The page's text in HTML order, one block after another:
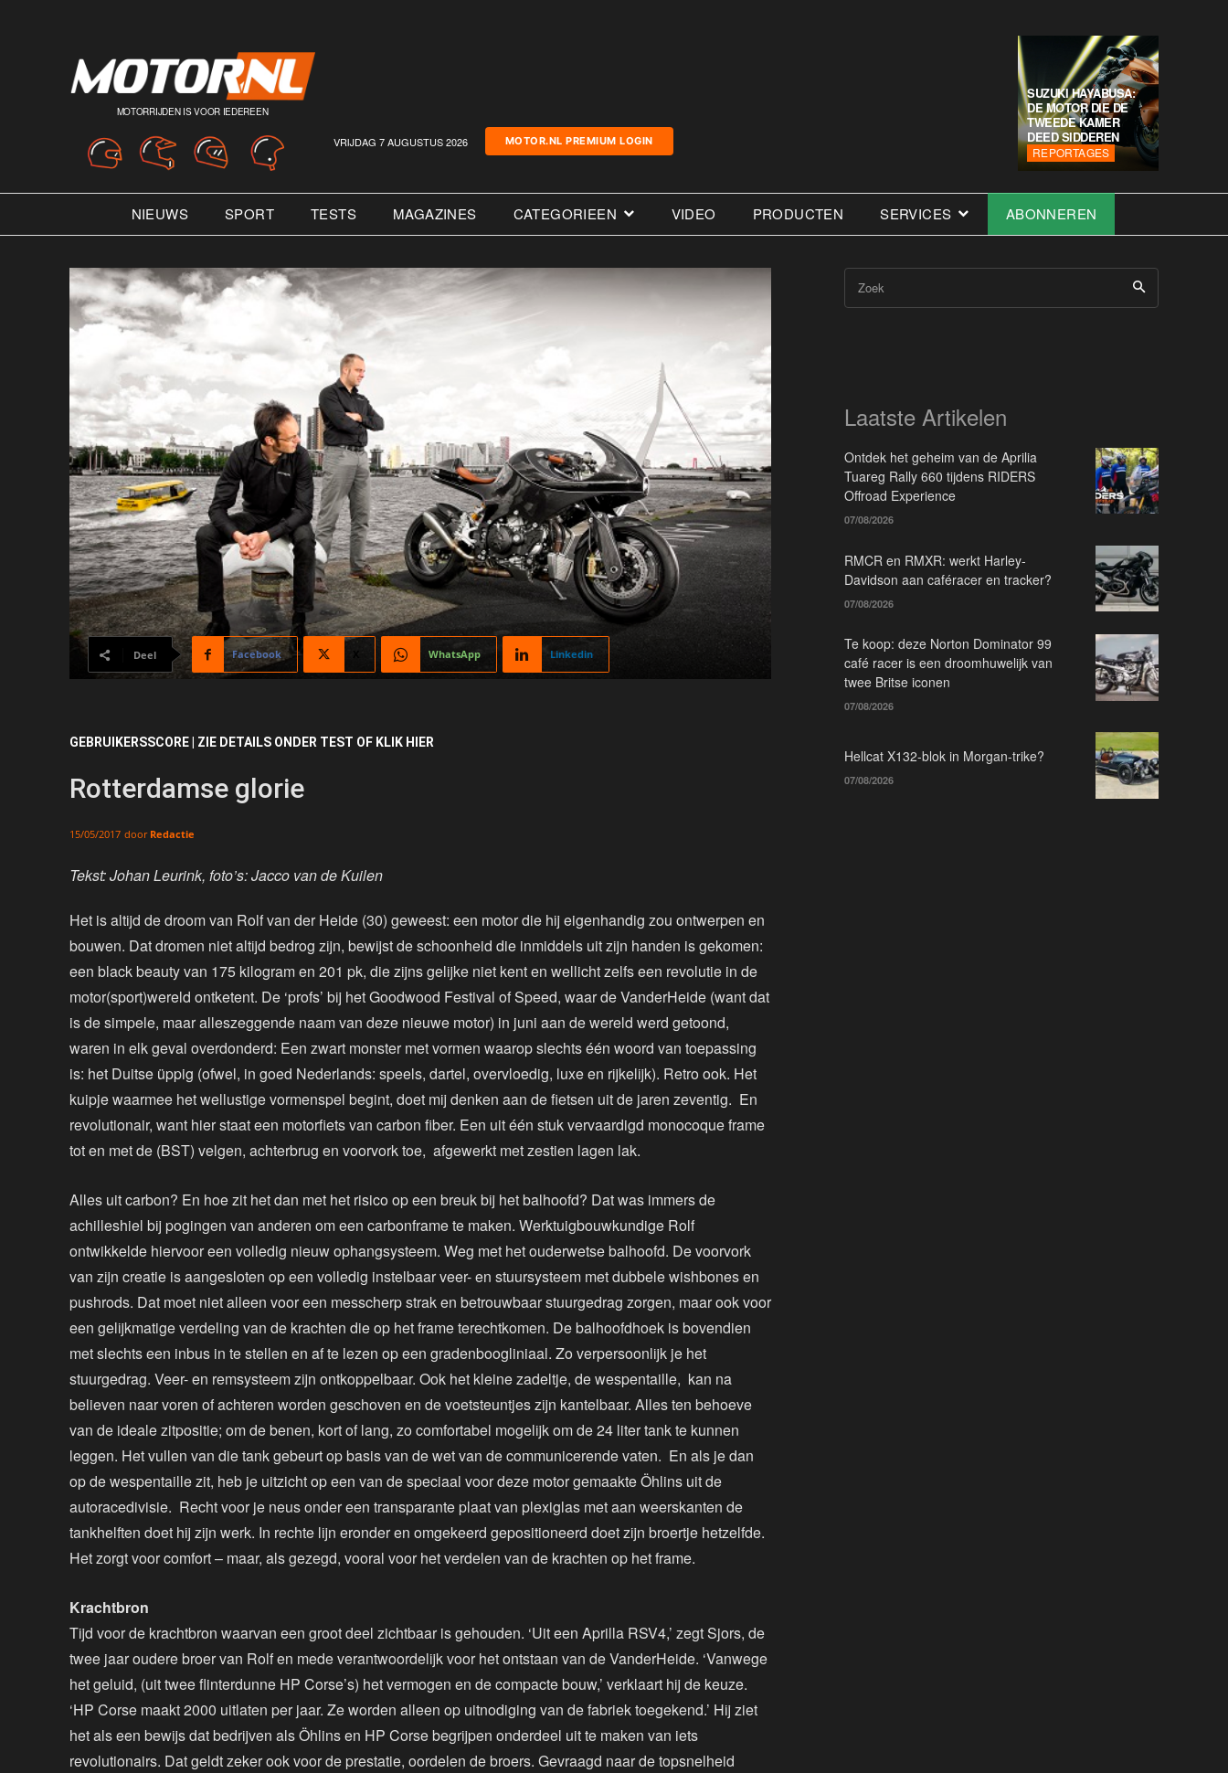
MOTORRIJDEN IS VOOR IEDEREEN
VRIJDAG 7 AUGUSTUS 2026 MOTOR.NL PREMIUM LOGIN
SUZUKI HAYABUSA:
DE MOTOR DIE DE
TWEEDE KAMER
DEED SIDDEREN
REPORTAGES
NIEUWS SPORT TESTS MAGAZINES CATEGORIEEN VIDEO PRODUCTEN SERVICES ABONNEREN
Deel Facebook WhatsApp Linkedin
GEBRUIKERSSCORE | ZIE DETAILS ONDER TEST OF KLIK HIER
Rotterdamse glorie
15/05/2017 door Redactie
Tekst: Johan Leurink, foto’s: Jacco van de Kuilen
Het is altijd de droom van Rolf van der Heide (30) geweest: een motor die hij eigenhandig zou ontwerpen en
bouwen. Dat dromen niet altijd bedrog zijn, bewijst de schoonheid die inmiddels uit zijn handen is gekomen:
een black beauty van 175 kilogram en 201 pk, die zijns gelijke niet kent en wellicht zelfs een revolutie in de
motor(sport)wereld ontketent. De ‘profs’ bij het Goodwood Festival of Speed, waar de VanderHeide (want dat
is de simpele, maar alleszeggende naam van deze nieuwe motor) in juni aan de wereld werd getoond,
waren in elk geval overdonderd: Een zwart monster met vormen waarop slechts één woord van toepassing
is: het Duitse üppig (ofwel, in goed Nederlands: speels, dartel, overvloedig, luxe en rijkelijk). Retro ook. Het
kuipje waarmee het wellustige vormenspel begint, doet mij denken aan de fietsen uit de jaren zeventig. En
revolutionair, want hier staat een motorfiets van carbon fiber. Een uit één stuk vervaardigd monocoque frame
tot en met de (BST) velgen, achterbrug en voorvork toe, afgewerkt met zestien lagen lak.
Alles uit carbon? En hoe zit het dan met het risico op een breuk bij het balhoofd? Dat was immers de
achilleshiel bij pogingen van anderen om een carbonframe te maken. Werktuigbouwkundige Rolf
ontwikkelde hiervoor een volledig nieuw ophangsysteem. Weg met het ouderwetse balhoofd. De voorvork
van zijn creatie is aangesloten op een volledig instelbaar veer- en stuursysteem met dubbele wishbones en
pushrods. Dat moet niet alleen voor een messcherp strak en betrouwbaar stuurgedrag zorgen, maar ook voor
een gelijkmatige verdeling van de krachten die op het frame terechtkomen. De balhoofdhoek is bovendien
met slechts een inbus in te stellen en af te lezen op een gradenboogliniaal. Zo verpersoonlijk je het
stuurgedrag. Veer- en remsysteem zijn ontkoppelbaar. Ook het kleine zadeltje, de wespentaille, kan na
believen naar voren of achteren worden geschoven en de voetsteuntjes zijn kantelbaar. Alles ten behoeve
van de ideale zitpositie; om de benen, kort of lang, zo comfortabel mogelijk om de 24 liter tank te kunnen
leggen. Het vullen van die tank gebeurt op basis van de wet van de communicerende vaten. En als je dan
op de wespentaille zit, heb je uitzicht op een van de speciaal voor deze motor gemaakte Öhlins uit de
autoracedivisie. Recht voor je neus onder een transparante plaat van plexiglas met aan weerskanten de
tankhelften doet hij zijn werk. In rechte lijn eronder en omgekeerd gepositioneerd doet zijn broertje hetzelfde.
Het zorgt voor comfort – maar, als gezegd, vooral voor het verdelen van de krachten op het frame.
Krachtbron
Tijd voor de krachtbron waarvan een groot deel zichtbaar is gehouden. ‘Uit een Aprilla RSV4,’ zegt Sjors, de
twee jaar oudere broer van Rolf en mede verantwoordelijk voor het ontstaan van de VanderHeide. ‘Vanwege
het geluid, (uit twee flinterdunne HP Corse’s) het vermogen en de compacte bouw,’ verklaart hij de keuze.
‘HP Corse maakt 2000 uitlaten per jaar. Ze worden alleen op uitnodiging van de fabriek toegekend.’ Hij ziet
het als een bewijs dat bedrijven als Öhlins en HP Corse begrijpen onderdeel uit te maken van iets
revolutionairs. Dat geldt zeker ook voor de prestatie, oordelen de broers. Gevraagd naar de topsnelheid
Zoek
Laatste Artikelen
Ontdek het geheim van de Aprilia
Tuareg Rally 660 tijdens RIDERS
Offroad Experience
07/08/2026
RMCR en RMXR: werkt Harley-
Davidson aan caféracer en tracker?
07/08/2026
Te koop: deze Norton Dominator 99
café racer is een droomhuwelijk van
twee Britse iconen
07/08/2026
Hellcat X132-blok in Morgan-trike?
07/08/2026